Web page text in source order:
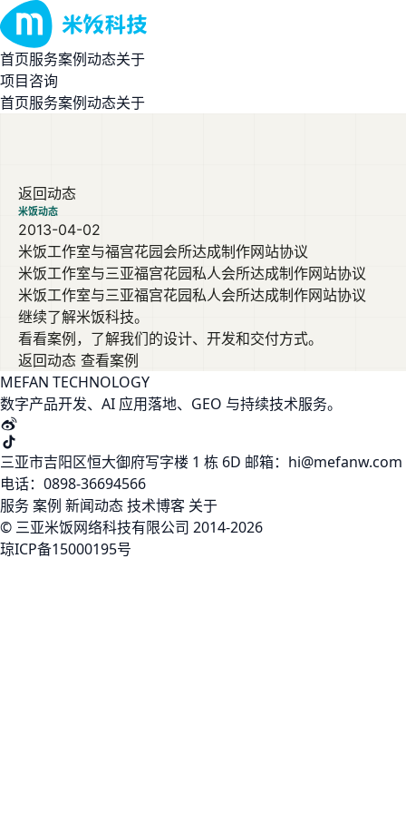
首页服务案例动态关于
项目咨询
首页服务案例动态关于
返回动态
米饭动态
2013-04-02
米饭工作室与福宫花园会所达成制作网站协议
米饭工作室与三亚福宫花园私人会所达成制作网站协议
米饭工作室与三亚福宫花园私人会所达成制作网站协议
继续了解米饭科技。
看看案例，了解我们的设计、开发和交付方式。
返回动态 查看案例
MEFAN TECHNOLOGY
数字产品开发、AI 应用落地、GEO 与持续技术服务。
三亚市吉阳区恒大御府写字楼 1 栋 6D 邮箱：hi@mefanw.com
电话：0898-36694566
服务案例 新闻动态技术博客 关于
© 三亚米饭网络科技有限公司 2014-2026
琼ICP备15000195号